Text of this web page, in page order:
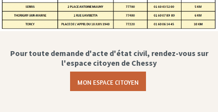
Pour toute demande d'acte d'état civil, rendez-vous sur
l'espace citoyen de Chessy
MON ESPACE CITOYEN